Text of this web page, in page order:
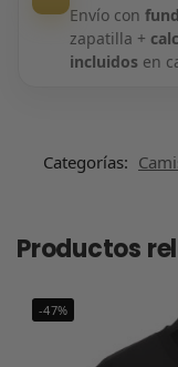
Envío con
zapatilla +
incluidos en
Categorías:
Productos
-47%